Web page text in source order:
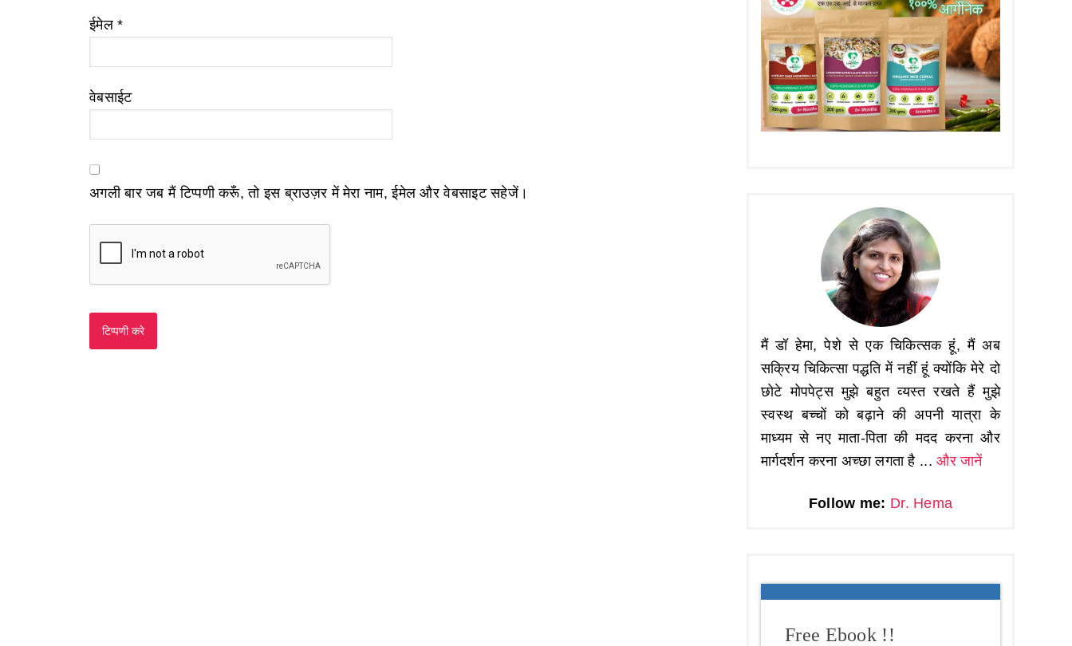
ईमेल*
वेबसाईट
अगली बार जब मैं टिप्पणी करूँ, तो इस ब्राउज़र में मेरा नाम, ईमेल और वेबसाइट सहेजें।
मैं डॉ हेमा, पेशे से एक चिकित्सक हूं, मैं अब
सक्रिय चिकित्सा पद्धति में नहीं हूं क्योंकि मेरे दो
छोटे मोपपेट्स मुझे बहुत व्यस्त रखते हैं मुझे
स्वस्थ बच्चों को बढ़ाने की अपनी यात्रा के
माध्यम से नए माता-पिता की मदद करना और
मार्गदर्शन करना अच्छा लगता है ...और जानें
Follow me: Dr. Hema
Free Ebook !!